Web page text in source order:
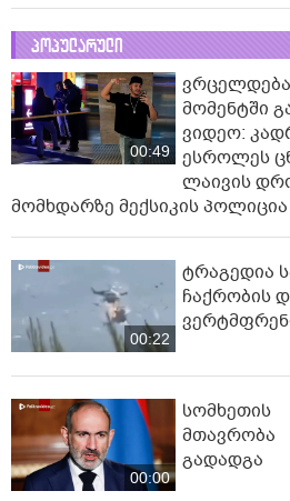
პოპულარული
00:49
მომენტში
ვიდეო:
ესროლეს
ლაივის
მომხდარზე მექსიკის პოლიცია
00:22
ტრაგედია
ჩაქრობის
00:00
სომხეთის
მთავრობა
გადადგა